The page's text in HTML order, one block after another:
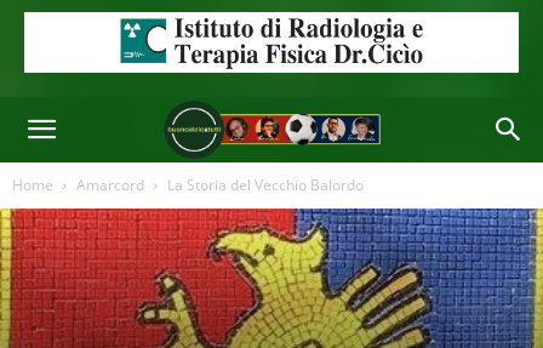
Home Amarcord La Storia del Vecchio Balordo